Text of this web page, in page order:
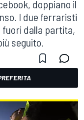
doppiano il
I due ferraristi
fuori dalla partita,
seguito.